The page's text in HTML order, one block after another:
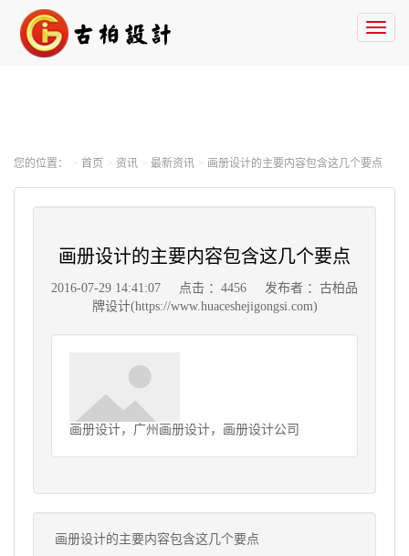
您的位置： 首页 资讯 最新资讯 画册设计的主要内容包含这几个要点
画册设计的主要内容包含这几个要点
2016-07-29 14:41:07 点击 ：4456
发布者 ：古柏品
牌设计(https://www.huaceshejigongsi.com)
画册设计，广州画册设计，画册设计公司
画册设计的主要内容包含这几个要点